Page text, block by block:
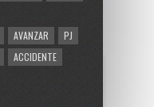
AVANZAR
PJ
ACCIDENTE